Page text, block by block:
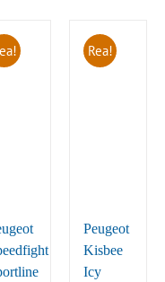
Rea!
Peugeot
Kisbee
Icy